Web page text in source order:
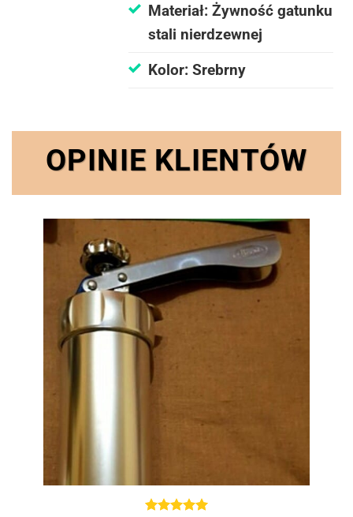
Materiał: Żywność gatunku
stali nierdzewnej
Kolor: Srebrny
OPINIE KLIENTÓW